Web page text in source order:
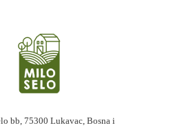
bb, 75300 Lukavac, Bosna i